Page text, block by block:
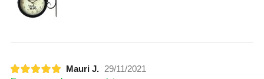
Mauri J.
29/11/2021